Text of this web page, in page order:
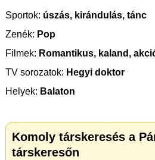
Sportok: úszás, kirándulás, tánc
Zenék: Pop
Filmek: Romantikus, kaland,
TV sorozatok: Hegyi doktor
Helyek: Balaton
Komoly társkeresés a
társkeresőn